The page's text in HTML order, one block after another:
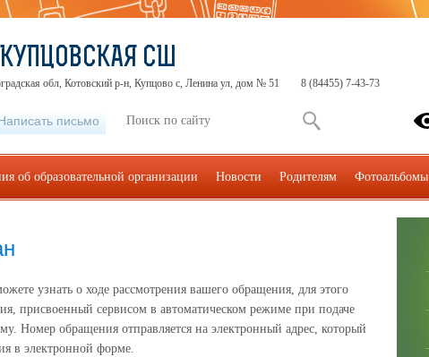
узнать о ходе рассмотрения вашего обращения, для этого
присвоенный сервисом в автоматическом режиме при подаче
Номер обращения отправляется на электронный адрес, который
в электронной форме.
СШ
обл, Котовский р-н, Купцово с, Ленина ул, дом № 51 8 (84455) 7-43-73
письмо
об образовательной организации Новости Родителям Фотоальбомы